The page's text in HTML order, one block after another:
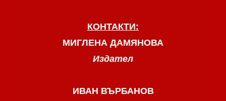
КОНТАКТИ:
МИГЛЕНА ДАМЯНОВА
Издател
ИВАН ВЪРБАНОВ